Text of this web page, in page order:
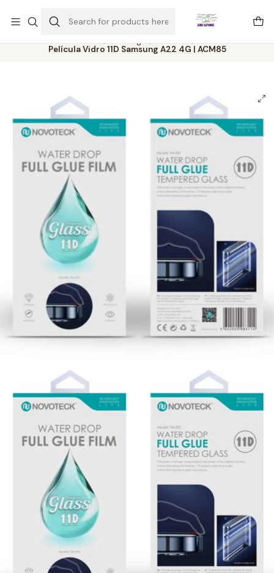
Home Catálogo
Películas
Película Vidro 11D Samsung A22 4G | ACM85